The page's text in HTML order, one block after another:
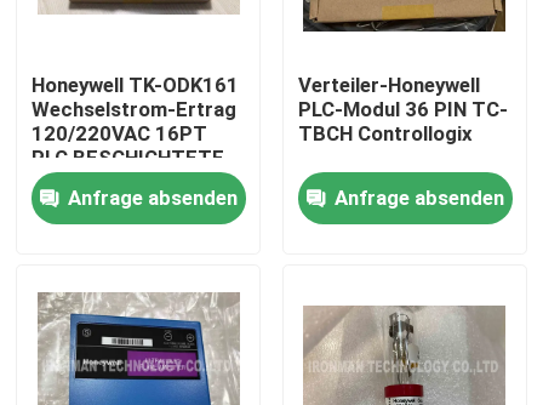
Nach Hause
Über uns
Honeywell TK-ODK161
Wechselstrom-Ertrag
120/220VAC 16PT
PLC BESCHICHTETE
analoger Modul-I O
Anfrage absenden
Verteiler-Honeywell
PLC-Modul 36 PIN TC-
TBCH Controllogix
Anfrage absenden